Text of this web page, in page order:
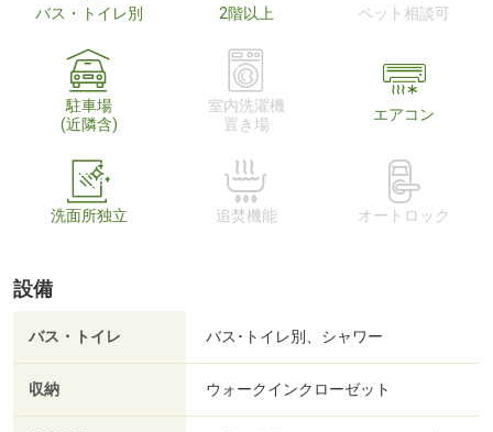
バス・トイレ別 2階以上 ペット相談可
駐車場
(近隣含)
室内洗濯機
置き場
エアコン
洗面所独立 追焚機能 オートロック
設備
バス・トイレ バス･トイレ別、シャワー
収納 ウォークインクローゼット